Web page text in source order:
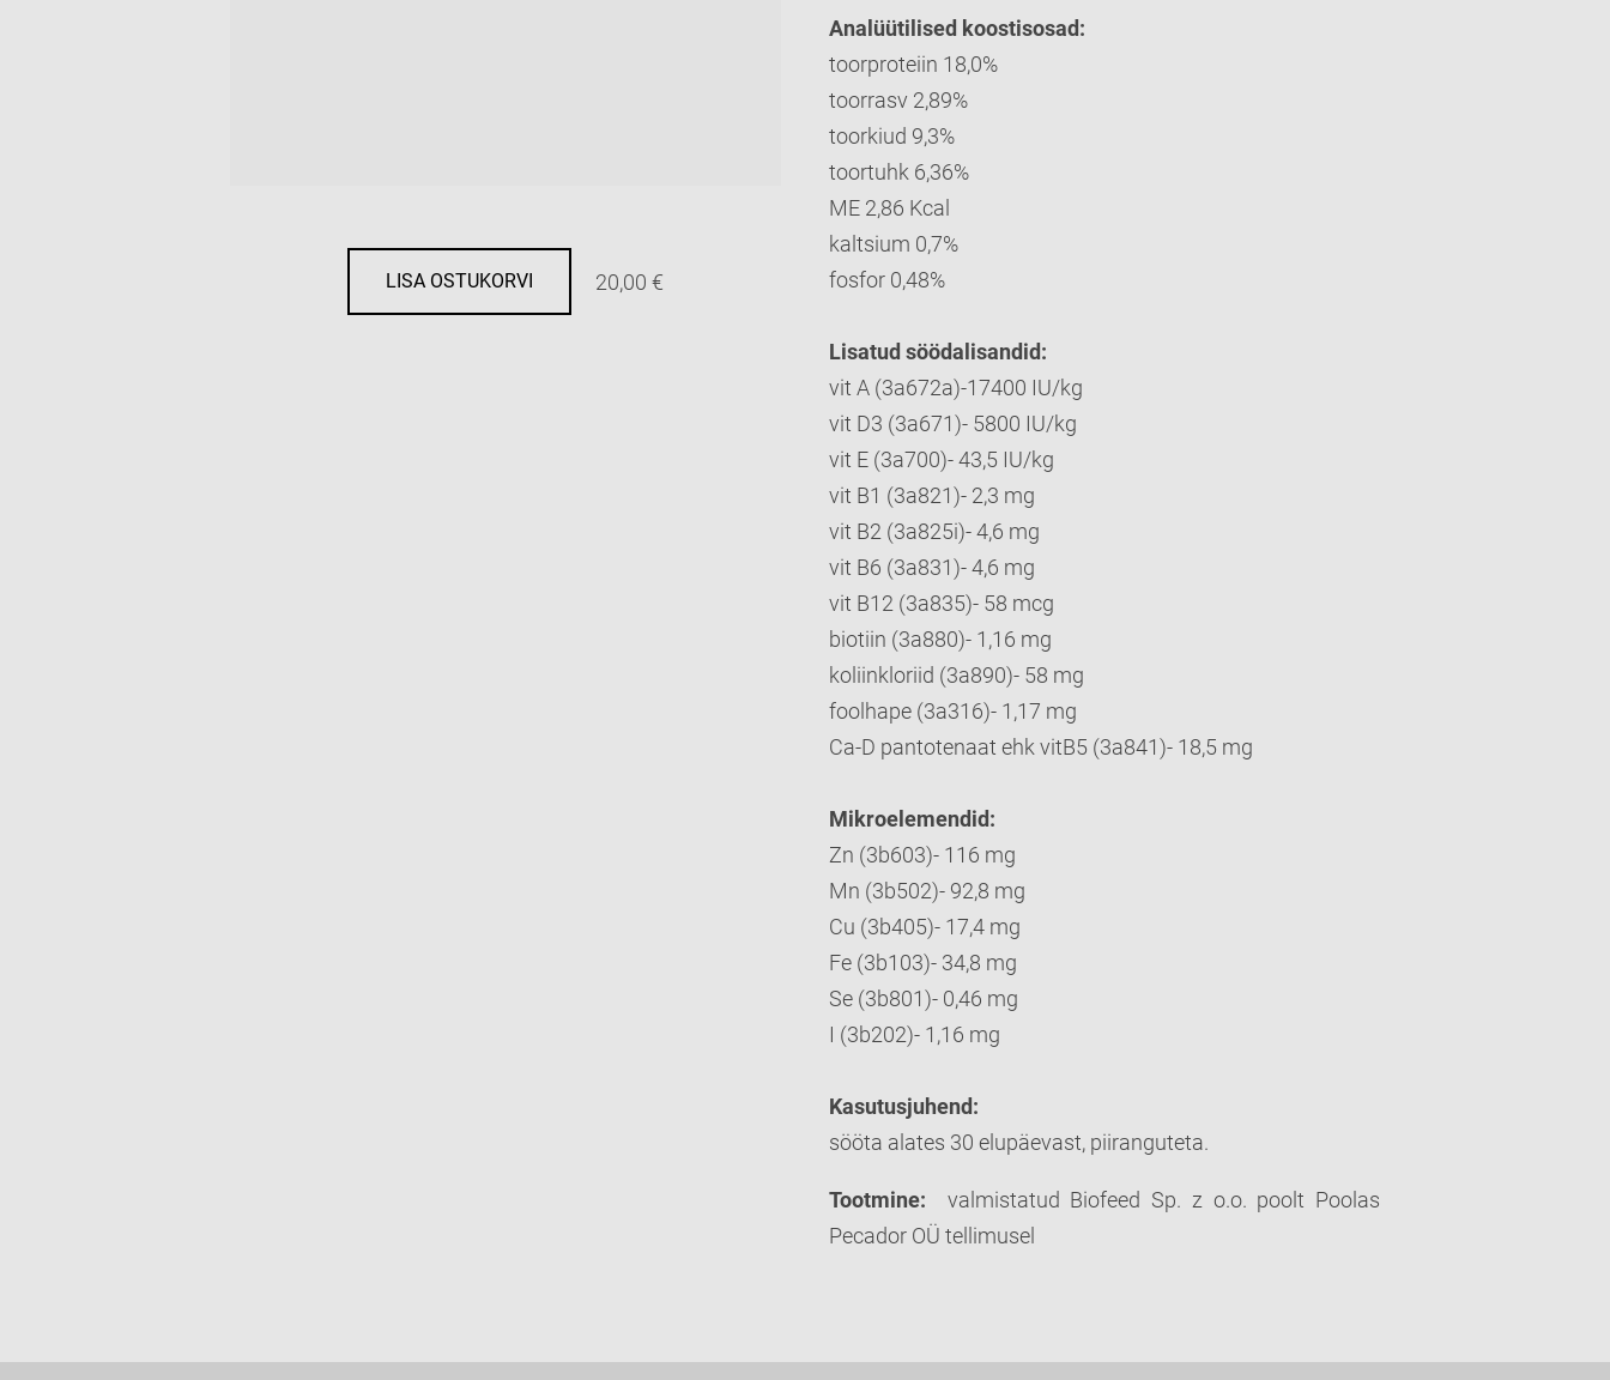
LISA OSTUKORVI 20,00 €
Analüütilised koostisosad:
toorproteiin 18,0%
toorrasv 2,89%
toorkiud 9,3%
toortuhk 6,36%
ME 2,86 Kcal
kaltsium 0,7%
fosfor 0,48%
Lisatud söödalisandid:
vit A (3a672a)-17400 IU/kg
vit D3 (3a671)- 5800 IU/kg
vit E (3a700)- 43,5 IU/kg
vit B1 (3a821)- 2,3 mg
vit B2 (3a825i)- 4,6 mg
vit B6 (3a831)- 4,6 mg
vit B12 (3a835)- 58 mcg
biotiin (3a880)- 1,16 mg
koliinkloriid (3a890)- 58 mg
foolhape (3a316)- 1,17 mg
Ca-D pantotenaat ehk vitB5 (3a841)- 18,5 mg
Mikroelemendid:
Zn (3b603)- 116 mg
Mn (3b502)- 92,8 mg
Cu (3b405)- 17,4 mg
Fe (3b103)- 34,8 mg
Se (3b801)- 0,46 mg
I (3b202)- 1,16 mg
Kasutusjuhend:
sööta alates 30 elupäevast, piiranguteta.
Tootmine: valmistatud Biofeed Sp. z o.o. poolt Poolas
Pecador OÜ tellimusel